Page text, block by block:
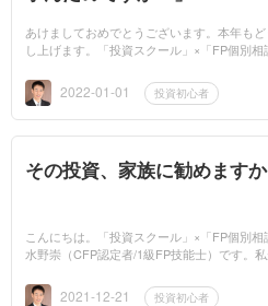
あけましておめでとうございます。本年も
し上げます。「投資スクール」×「FP個別相
らよく聞かれる質...
2022-01-01 投資初心者
その投資、家族に勧めますか
こんにちは。「投資スクール」×「FP個別相
水野崇（CFP認定者/1級FP技能士）です。私
がけていることがあ...
2021-12-21 投資初心者